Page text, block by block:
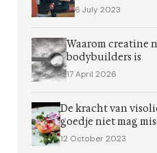
6 July 2023
Waarom creatine
bodybuilders is
17 April 2026
De kracht van
goedje niet mag
12 October 2023